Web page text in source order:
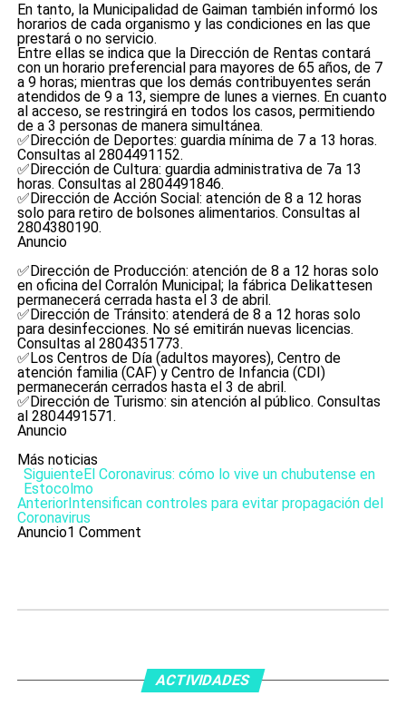
En tanto, la Municipalidad de Gaiman también informó los
horarios de cada organismo y las condiciones en las que
prestará o no servicio.
Entre ellas se indica que la Dirección de Rentas contará
con un horario preferencial para mayores de 65 años, de 7
a 9 horas; mientras que los demás contribuyentes serán
atendidos de 9 a 13, siempre de lunes a viernes. En cuanto
al acceso, se restringirá en todos los casos, permitiendo
de a 3 personas de manera simultánea.
✅Dirección de Deportes: guardia mínima de 7 a 13 horas.
Consultas al 2804491152.
✅Dirección de Cultura: guardia administrativa de 7a 13
horas. Consultas al 2804491846.
✅Dirección de Acción Social: atención de 8 a 12 horas
solo para retiro de bolsones alimentarios. Consultas al
2804380190.
Anuncio
✅Dirección de Producción: atención de 8 a 12 horas solo
en oficina del Corralón Municipal; la fábrica Delikattesen
permanecerá cerrada hasta el 3 de abril.
✅Dirección de Tránsito: atenderá de 8 a 12 horas solo
para desinfecciones. No sé emitirán nuevas licencias.
Consultas al 2804351773.
✅Los Centros de Día (adultos mayores), Centro de
atención familia (CAF) y Centro de Infancia (CDI)
permanecerán cerrados hasta el 3 de abril.
✅Dirección de Turismo: sin atención al público. Consultas
al 2804491571.
Anuncio
Más noticias
SiguienteEl Coronavirus: cómo lo vive un chubutense en
Estocolmo
AnteriorIntensifican controles para evitar propagación del
Coronavirus
Anuncio1 Comment
ACTIVIDADES